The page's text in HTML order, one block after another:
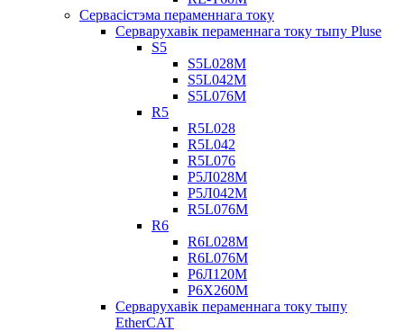
Сервасістэма пераменнага току
Серварухавік пераменнага току тыпу Pluse
S5
S5L028M
S5L042M
S5L076M
R5
R5L028
R5L042
R5L076
Р5Л028М
Р5Л042М
R5L076M
R6
R6L028M
R6L076M
Р6Л120М
Р6Х260М
Серварухавік пераменнага току тыпу
EtherCAT